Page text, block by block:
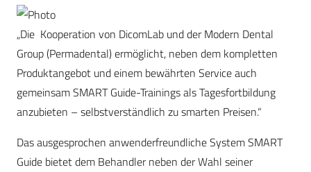
„Die Kooperation von DicomLab und der Modern Dental
Group (Permadental) ermöglicht, neben dem kompletten
Produktangebot und einem bewährten Service auch
gemeinsam SMART Guide-Trainings als Tagesfortbildung
anzubieten – selbstverständlich zu smarten Preisen.“
Das ausgesprochen anwenderfreundliche System SMART
Guide bietet dem Behandler neben der Wahl seiner